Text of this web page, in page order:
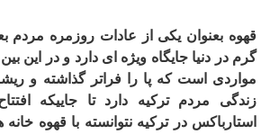
قهوه بعنوان یکی از عادات روزمره مردم
گرم در دنیا جایگاه ویژه ای دارد و در این
مواردی است که پا را فراتر گذاشته و
زندگی مردم ترکیه دارد تا جاییکه
استارباکس در ترکیه نتوانسته با قهوه